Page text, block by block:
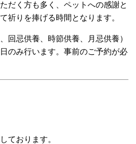
だく方も多く、ペットへの感謝と
祈りを捧げる時間となります。
回忌供養、時節供養、月忌供養）
のみ行います。事前のご予約が必
ております。